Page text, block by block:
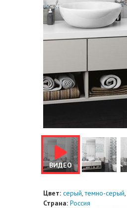
ВИДЕО
Цвет: серый,темно-серый,
Страна: Россия